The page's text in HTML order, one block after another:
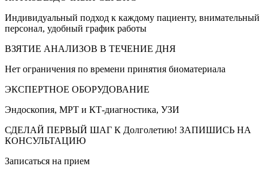
Индивидуальный подход к каждому пациенту, внимательный
персонал, удобный график работы
ВЗЯТИЕ АНАЛИЗОВ В ТЕЧЕНИЕ ДНЯ
Нет ограничения по времени принятия биоматериала
ЭКСПЕРТНОЕ ОБОРУДОВАНИЕ
Эндоскопия, МРТ и КТ-диагностика, УЗИ
СДЕЛАЙ ПЕРВЫЙ ШАГ К Долголетию! ЗАПИШИСЬ НА
КОНСУЛЬТАЦИЮ
Записаться на прием